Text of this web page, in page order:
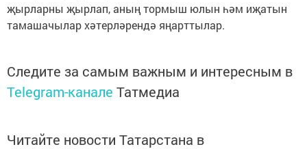
җырларны җырлап, аның тормыш юлын һәм иҗатын
тамашачылар хәтерләрендә яңарттылар.
Следите за самым важным и интересным в
Telegram-канале Татмедиа
Читайте новости Татарстана в